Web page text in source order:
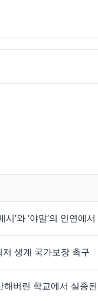
’와 ‘야말’의 인연에
생계 국가보장 촉구
버린 학교에서 실종